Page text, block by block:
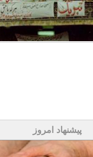
پیشنهاد امروز